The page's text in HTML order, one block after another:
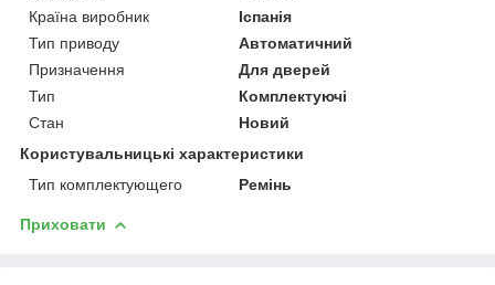
Країна виробник
Іспанія
Тип приводу
Автоматичний
Призначення
Для дверей
Тип
Комплектуючі
Стан
Новий
Користувальницькі характеристики
Тип комплектующего
Ремінь
Приховати